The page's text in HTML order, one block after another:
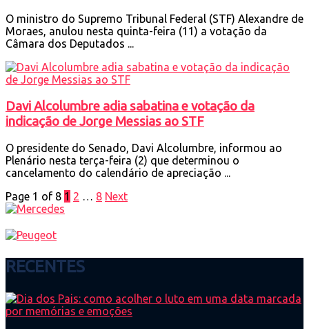
O ministro do Supremo Tribunal Federal (STF) Alexandre de
Moraes, anulou nesta quinta-feira (11) a votação da
Câmara dos Deputados ...
Davi Alcolumbre adia sabatina e votação da
indicação de Jorge Messias ao STF
O presidente do Senado, Davi Alcolumbre, informou ao
Plenário nesta terça-feira (2) que determinou o
cancelamento do calendário de apreciação ...
Page 1 of 8 1 2 … 8 Next
RECENTES